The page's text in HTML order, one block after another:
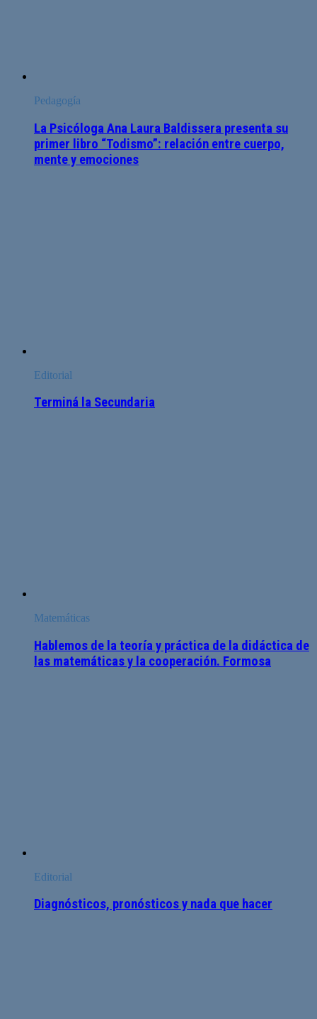
Pedagogía
La Psicóloga Ana Laura Baldissera presenta su
primer libro “Todismo”: relación entre cuerpo,
mente y emociones
Editorial
Terminá la Secundaria
Matemáticas
Hablemos de la teoría y práctica de la didáctica de
las matemáticas y la cooperación. Formosa
Editorial
Diagnósticos, pronósticos y nada que hacer